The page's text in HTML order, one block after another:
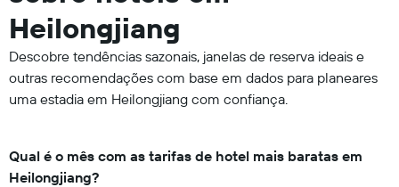
Heilongjiang
Descobre tendências sazonais, janelas de reserva ideais e
outras recomendações com base em dados para planeares
uma estadia em Heilongjiang com confiança.
Qual é o mês com as tarifas de hotel mais baratas em
Heilongjiang?